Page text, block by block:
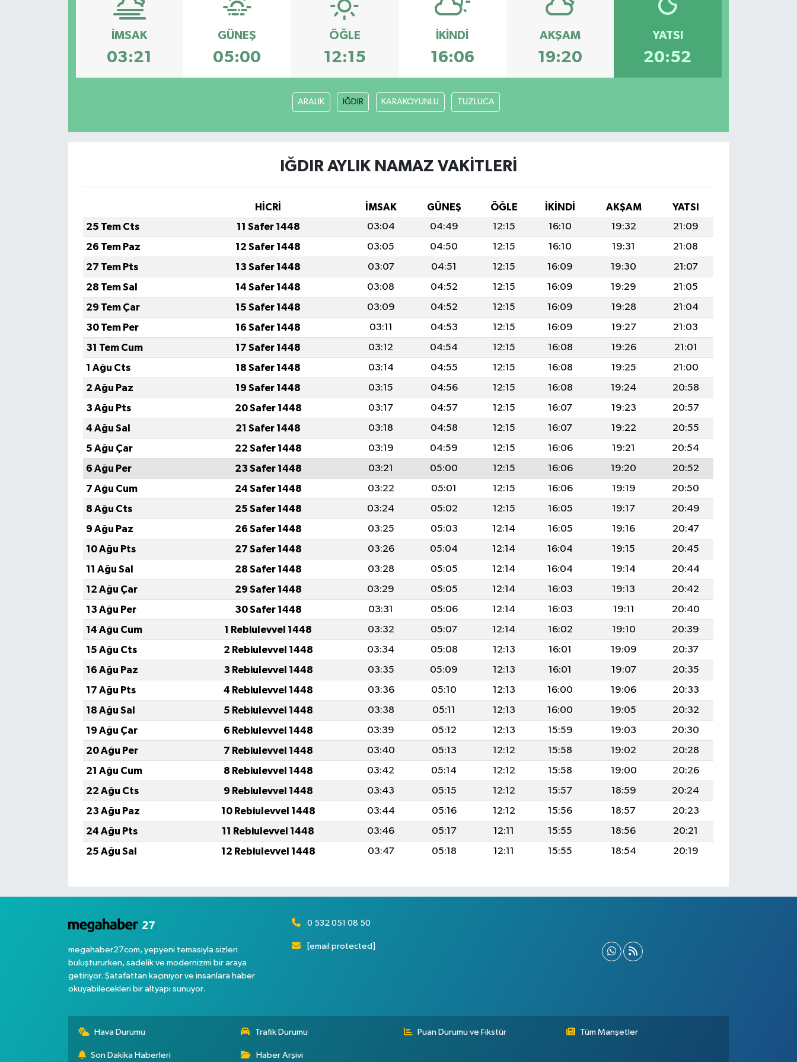
İMSAK
03:21
GÜNEŞ
05:00
ÖĞLE
12:15
İKINDI
16:06
AKŞAM
19:20
YATSI
20:52
ARALIK IĞDIR KARAKOYUNLU TUZLUCA
IĞDIR AYLIK NAMAZ VAKITLERI
HİCRİ İMSAK GÜNEŞ ÖĞLE İKINDI AKŞAM
YATSI
25 Tem Cts
11 Safer 1448 03:04 04:49 12:15 16:10 19:32
21:09
26 Tem Paz
12 Safer 1448 03:05 04:50 12:15 16:10 19:31
21:08
27 Tem Pts
13 Safer 1448 03:07 04:51 12:15 16:09 19:30
21:07
28 Tem Sal
14 Safer 1448 03:08 04:52 12:15 16:09 19:29
21:05
29 Tem Çar
15 Safer 1448 03:09 04:52 12:15 16:09 19:28
21:04
30 Tem Per
16 Safer 1448 03:11 04:53 12:15 16:09 19:27
21:03
31 Tem Cum
17 Safer 1448 03:12 04:54 12:15 16:08 19:26
21:01
1 Ağu Cts
18 Safer 1448 03:14 04:55 12:15 16:08 19:25
21:00
2 Ağu Paz
19 Safer 1448 03:15 04:56 12:15 16:08 19:24
20:58
3 Ağu Pts
20 Safer 1448 03:17 04:57 12:15 16:07 19:23
20:57
4 Ağu Sal
21 Safer 1448 03:18 04:58 12:15 16:07 19:22
20:55
5 Ağu Çar
22 Safer 1448 03:19 04:59 12:15 16:06 19:21
20:54
6 Ağu Per
23 Safer 1448 03:21 05:00 12:15 16:06 19:20
20:52
7 Ağu Cum
24 Safer 1448 03:22 05:01 12:15 16:06 19:19
20:50
8 Ağu Cts
25 Safer 1448 03:24 05:02 12:15 16:05 19:17
20:49
9 Ağu Paz
26 Safer 1448 03:25 05:03 12:14 16:05 19:16
20:47
10 Ağu Pts
27 Safer 1448 03:26 05:04 12:14 16:04 19:15
20:45
11 Ağu Sal
28 Safer 1448 03:28 05:05 12:14 16:04 19:14
20:44
12 Ağu Çar
29 Safer 1448 03:29 05:05 12:14 16:03 19:13
20:42
13 Ağu Per
30 Safer 1448 03:31 05:06 12:14 16:03 19:11
20:40
14 Ağu Cum
1 Rebiulevvel 1448 03:32 05:07 12:14 16:02 19:10
20:39
15 Ağu Cts
2 Rebiulevvel 1448 03:34 05:08 12:13 16:01 19:09
20:37
16 Ağu Paz
3 Rebiulevvel 1448 03:35 05:09 12:13 16:01 19:07
20:35
17 Ağu Pts
4 Rebiulevvel 1448 03:36 05:10 12:13 16:00 19:06
20:33
18 Ağu Sal
5 Rebiulevvel 1448 03:38 05:11 12:13 16:00 19:05
20:32
19 Ağu Çar
6 Rebiulevvel 1448 03:39 05:12 12:13 15:59 19:03
20:30
20 Ağu Per
7 Rebiulevvel 1448 03:40 05:13 12:12 15:58 19:02
20:28
21 Ağu Cum
8 Rebiulevvel 1448 03:42 05:14 12:12 15:58 19:00
20:26
22 Ağu Cts
9 Rebiulevvel 1448 03:43 05:15 12:12 15:57 18:59
20:24
23 Ağu Paz
10 Rebiulevvel 1448 03:44 05:16 12:12 15:56 18:57
20:23
24 Ağu Pts
11 Rebiulevvel 1448 03:46 05:17 12:11 15:55 18:56
20:21
25 Ağu Sal
12 Rebiulevvel 1448 03:47 05:18 12:11 15:55 18:54 20:19
megahaber27com, yepyeni temasıyla sizleri
buluştururken, sadelik ve modernizmi bir araya
getiriyor. Şatafattan kaçınıyor ve insanlara haber
okuyabilecekleri bir altyapı sunuyor.
0 532 051 08 50
[email protected]
Hava Durumu Trafik Durumu Puan Durumu ve Fikstür Tüm Manşetler
Son Dakika Haberleri Haber Arşivi